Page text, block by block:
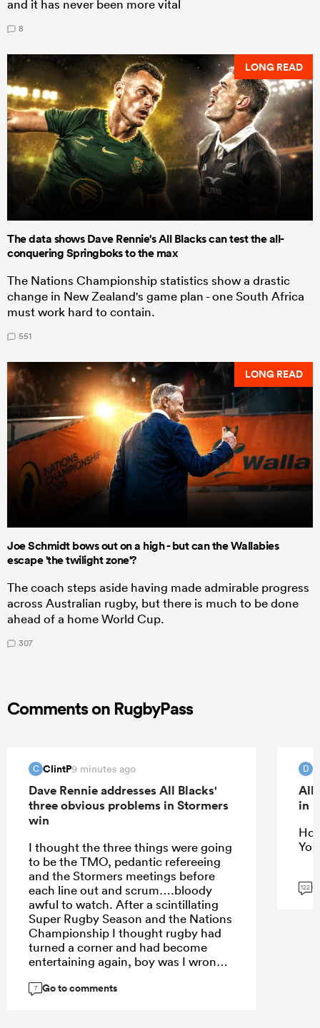
and it has never been more vital
8
LONG READ
The data shows Dave Rennie's All Blacks can test the all-
conquering Springboks to the max
The Nations Championship statistics show a drastic
change in New Zealand's game plan - one South Africa
must work hard to contain.
551
LONG READ
Joe Schmidt bows out on a high - but can the Wallabies
escape 'the twilight zone'?
The coach steps aside having made admirable progress
across Australian rugby, but there is much to be done
ahead of a home World Cup.
307
Comments on RugbyPass
C ClintP9 minutes ago
Dave Rennie addresses All Blacks'
three obvious problems in Stormers
win
I thought the three things were going
to be the TMO, pedantic refereeing
and the Stormers meetings before
each line out and scrum….bloody
awful to watch. After a scintillating
Super Rugby Season and the Nations
Championship I thought rugby had
turned a corner and had become
entertaining again, boy was I wrong.
7 Go to comments
D
All
in
122